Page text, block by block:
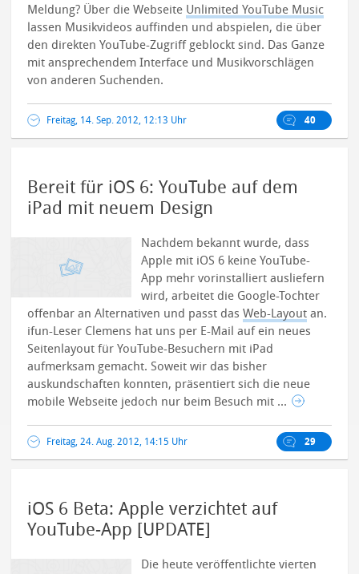
Meldung? Über die Webseite Unlimited YouTube Music
lassen Musikvideos auffinden und abspielen, die über
den direkten YouTube-Zugriff geblockt sind. Das Ganze
mit ansprechendem Interface und Musikvorschlägen
von anderen Suchenden.
Freitag, 14. Sep. 2012, 12:13 Uhr 40
Bereit für iOS 6: YouTube auf dem
iPad mit neuem Design
Nachdem bekannt wurde, dass
Apple mit iOS 6 keine YouTube-
App mehr vorinstalliert ausliefern
wird, arbeitet die Google-Tochter
offenbar an Alternativen und passt dasWeb-Layout an.
ifun-Leser Clemens hat uns per E-Mail auf ein neues
Seitenlayout für YouTube-Besuchern mit iPad
aufmerksam gemacht. Soweit wir das bisher
auskundschaften konnten, präsentiert sich die neue
mobile Webseite jedoch nur beim Besuch mit ...
Freitag, 24. Aug. 2012, 14:15 Uhr 29
iOS 6 Beta: Apple verzichtet auf
YouTube-App [UPDATE]
Die heute veröffentlichte vierten